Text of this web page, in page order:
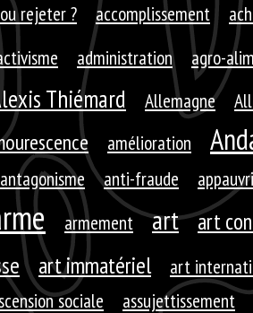
rejeter ? accomplissement
administration agro-
Thiémard Allemagne
amélioration
antagonisme anti-fraude
armement art art
art immatériel art
sociale assujettissement